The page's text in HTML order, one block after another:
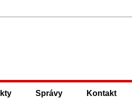
Správy Kontakt